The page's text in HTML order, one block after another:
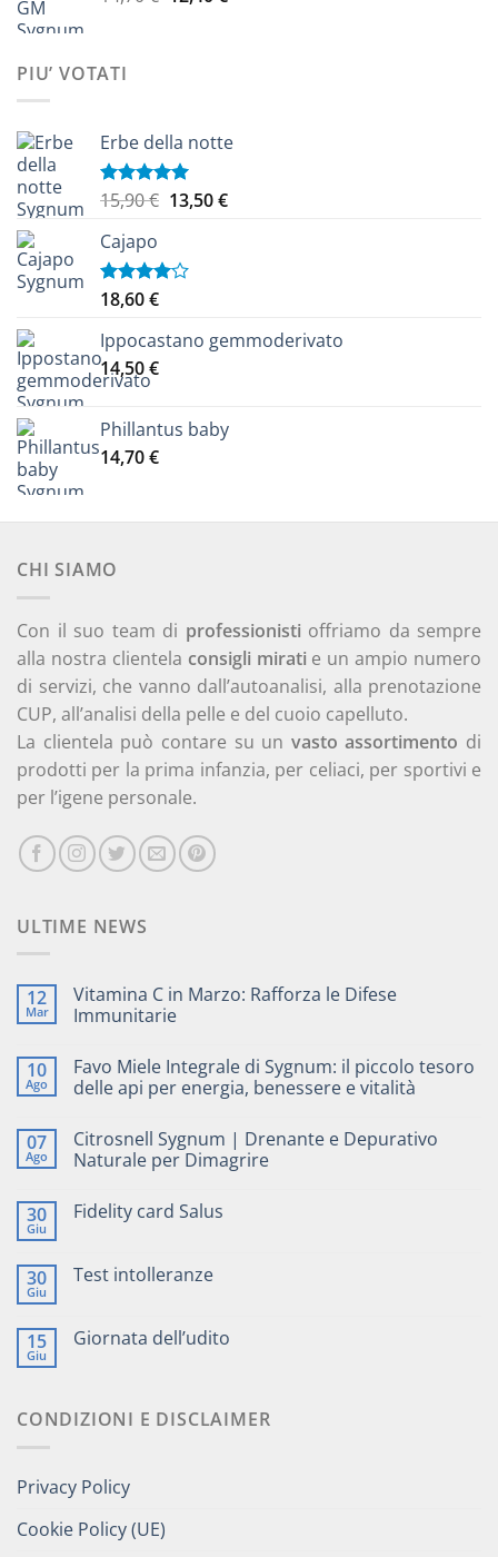
PIU’ VOTATI
Erbe della notte
Valutato
15,90€ Il
era:
13,50€Il
Cajapo
Valutato
5
18,60€
Ippocastano gemmoderivato
14,50€
Phillantus baby
14,70€
CHI SIAMO
Con il suo team di professionisti offriamo da sempre
alla nostra clientela consigli mirati e un ampio numero
di servizi, che vanno dall’autoanalisi, alla prenotazione
CUP, all’analisi della pelle e del cuoio capelluto.
La clientela può contare su un vasto assortimento di
prodotti per la prima infanzia, per celiaci, per sportivi e
per l’igene personale.
ULTIME NEWS
12
Mar
Vitamina C in Marzo: Rafforza le Difese
Immunitarie
10
Ago
Favo Miele Integrale di Sygnum: il piccolo tesoro
delle api per energia, benessere e vitalità
07
Ago
Citrosnell Sygnum | Drenante e Depurativo
Naturale per Dimagrire
30
Giu
Fidelity card Salus
30
Giu
Test intolleranze
15
Giu
Giornata dell’udito
CONDIZIONI E DISCLAIMER
Privacy Policy
Cookie Policy (UE)